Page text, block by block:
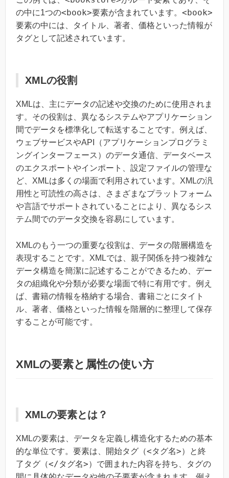
の中に1つの<book>要素が含まれています。 <book>
要素の中には、タイトル、著者、価格といった情報が
タグとして記述されています。
XMLの役割
XMLは、主にデータの記述や交換のために使用されま
す。その役割は、異なるシステムやアプリケーション
間でデータを標準化して転送することです。例えば、
ウェブサービスやAPI（アプリケーションプログラミ
ングインターフェース）のデータ通信、データベース
のエクスポートやインポート、設定ファイルの管理な
ど、XMLは多くの場面で利用されています。XMLの汎
用性と可読性の高さは、さまざまなプラットフォーム
や言語でサポートされていることにより、異なるシス
テム間でのデータ交換を容易にしています。
XMLのもう一つの重要な役割は、データの階層構造を
表現することです。XMLでは、親子関係を持つ複雑な
データ構造を簡潔に記述することができるため、デー
タの組織化や分類が必要な場面で特に有用です。例え
ば、書籍の情報を格納する場合、書籍ごとにタイト
ル、著者、価格といった情報を階層的に整理して保存
することが可能です。
XMLの要素と属性の使い方
XMLの要素とは？
XMLの要素は、データを定義し構造化するための基本
的な単位です。要素は、開始タグ（<タグ名>）と終
了タグ（</タグ名>）で囲まれた内容を持ち、タグの